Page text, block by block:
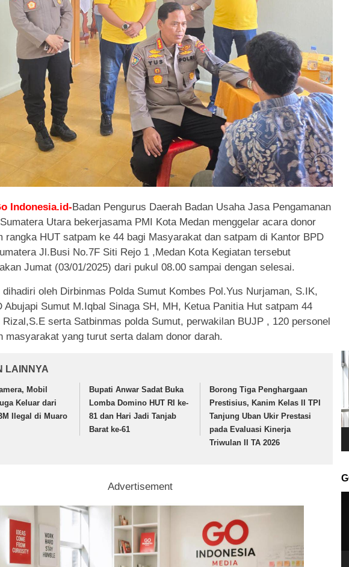
Indonesia.id-Badan Pengurus Daerah Badan Usaha Jasa Pengamanan
Utara bekerjasama PMI Kota Medan menggelar acara donor
rangka HUT satpam ke 44 bagi Masyarakat dan satpam di Kantor BPD
Jl.Busi No.7F Siti Rejo 1 ,Medan Kota Kegiatan tersebut
Jumat (03/01/2025) dari pukul 08.00 sampai dengan selesai.
dihadiri oleh Dirbinmas Polda Sumut Kombes Pol.Yus Nurjaman, S.IK,
Abujapi Sumut M.Iqbal Sinaga SH, MH, Ketua Panitia Hut satpam 44
Rizal,S.E serta Satbinmas polda Sumut, perwakilan BUJP , 120 personel
masyarakat yang turut serta dalam donor darah.
LAINNYA
Mobil
Keluar dari
Ilegal di Muaro
Bupati Anwar Sadat Buka
Lomba Domino HUT RI ke-
81 dan Hari Jadi Tanjab
Barat ke-61
Borong Tiga Penghargaan
Prestisius, Kanim Kelas II TPI
Tanjung Uban Ukir Prestasi
pada Evaluasi Kinerja
Triwulan II TA 2026
Advertisement